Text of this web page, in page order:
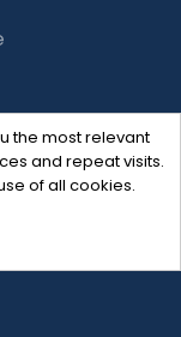
the most relevant
and repeat visits.
of all cookies.